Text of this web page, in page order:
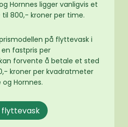
Hornnes ligger vanligvis et
800,- kroner per time.
på flyttevask i
en fastpris per
forvente å betale et sted
kroner per kvadratmeter
Hornnes.
flyttevask